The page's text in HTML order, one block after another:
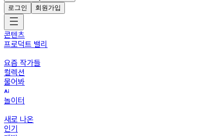
로그인
회원가입
콘텐츠
프로덕트 밸리
요즘 작가들
컬렉션
물어봐
놀이터
새로 나온
인기